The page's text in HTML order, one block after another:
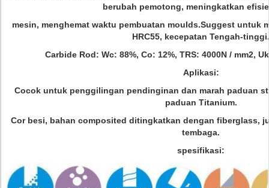
berubah pemotong, meningkatkan
mesin, menghemat waktu pembuatan moulds.Suggest untuk
HRC55, kecepatan Tengah-tinggi.
Carbide Rod: Wc: 88%, Co: 12%, TRS: 4000N / mm2,
Aplikasi:
Cocok untuk penggilingan pendinginan dan marah paduan
paduan Titanium.
Cor besi, bahan composited ditingkatkan dengan fiberglass,
tembaga.
spesifikasi: